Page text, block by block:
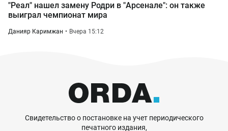
"Реал" нашел замену Родри в "Арсенале": он также
выиграл чемпионат мира
Данияр Каримжан Вчера 15:12
Свидетельство о постановке на учет периодического
печатного издания,